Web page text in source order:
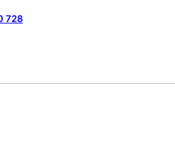
728